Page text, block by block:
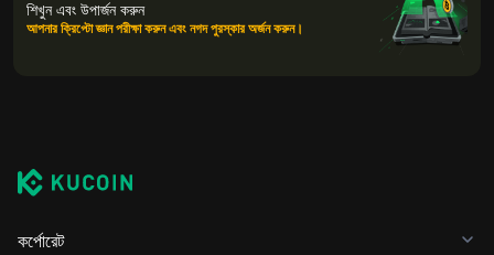
শিখুন এবং উপার্জন করুন
আপনার ক্রিপ্টো জ্ঞান পরীক্ষা করুন এবং নগদ পুরস্কার অর্জন করুন।
কর্পোরেট